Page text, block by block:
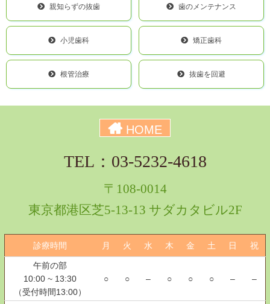
親知らずの抜歯 歯のメンテナンス
小児歯科 矯正歯科
根管治療 抜歯を回避
HOME
TEL：03-5232-4618
〒108-0014
東京都港区芝5-13-13 サダカタビル2F
診療時間 月 火 水 木 金 土 日 祝
午前の部
10:00 ~ 13:30
（受付時間13:00）
○ ○ – ○ ○ ○ – –